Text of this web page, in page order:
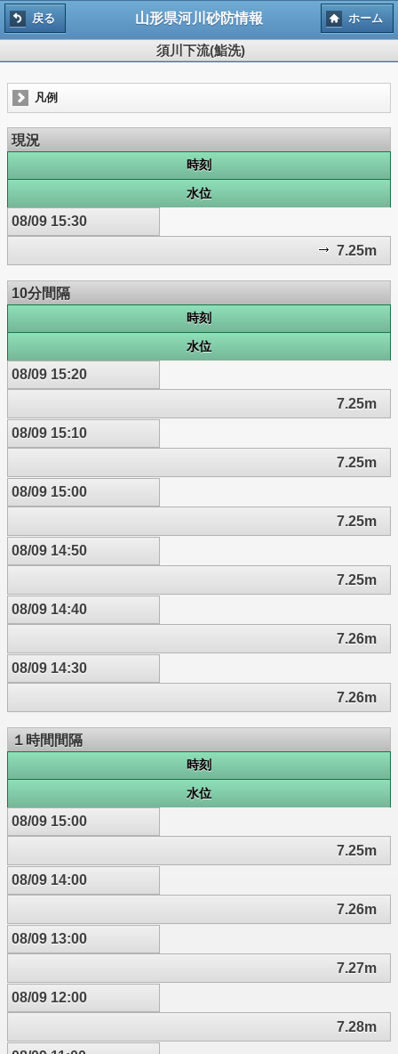
戻る 山形県河川砂防情報 ホーム
須川下流(鮨洗)
凡例
現況
時刻
水位
08/09 15:30
7.25m
10分間隔
時刻
水位
08/09 15:20
7.25m
08/09 15:10
7.25m
08/09 15:00
7.25m
08/09 14:50
7.25m
08/09 14:40
7.26m
08/09 14:30
7.26m
１時間間隔
時刻
水位
08/09 15:00
7.25m
08/09 14:00
7.26m
08/09 13:00
7.27m
08/09 12:00
7.28m